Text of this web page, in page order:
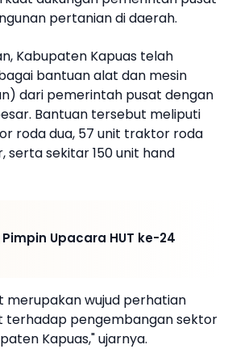
pertanian di daerah.
Kabupaten Kapuas telah
bantuan alat dan mesin
dari pemerintah pusat dengan
Bantuan tersebut meliputi
roda dua, 57 unit traktor roda
serta sekitar 150 unit hand
Upacara HUT ke-24
merupakan wujud perhatian
terhadap pengembangan sektor
Kapuas," ujarnya.